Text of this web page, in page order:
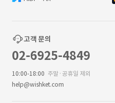
고객 문의
02-6925-4849
10:00-18:00 주말·공휴일 제외
help@wishket.com